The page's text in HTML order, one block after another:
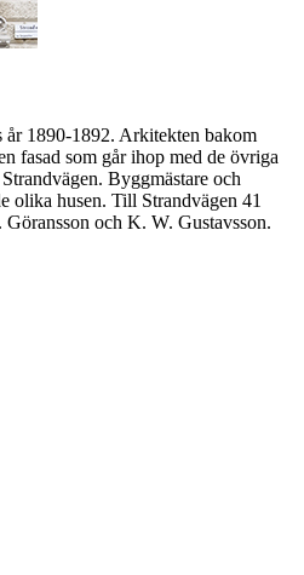
år 1890-1892. Arkitekten bakom
fasad som går ihop med de övriga
Byggmästare och
olika husen. Till Strandvägen 41
Göransson och K. W. Gustavsson.